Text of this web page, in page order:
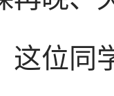
这位同